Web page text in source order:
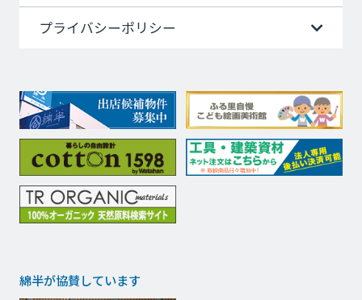
プライバシーポリシー
綿半が協賛しています